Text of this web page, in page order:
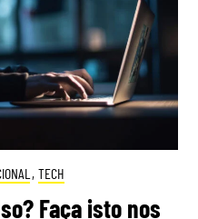
, TECH
Faça isto nos